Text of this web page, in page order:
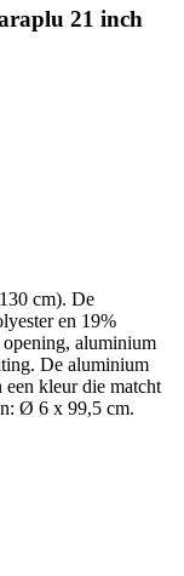
21 inch
cm). De
en 19%
opening, aluminium
De aluminium
een kleur die matcht
Ø 6 x 99,5 cm.